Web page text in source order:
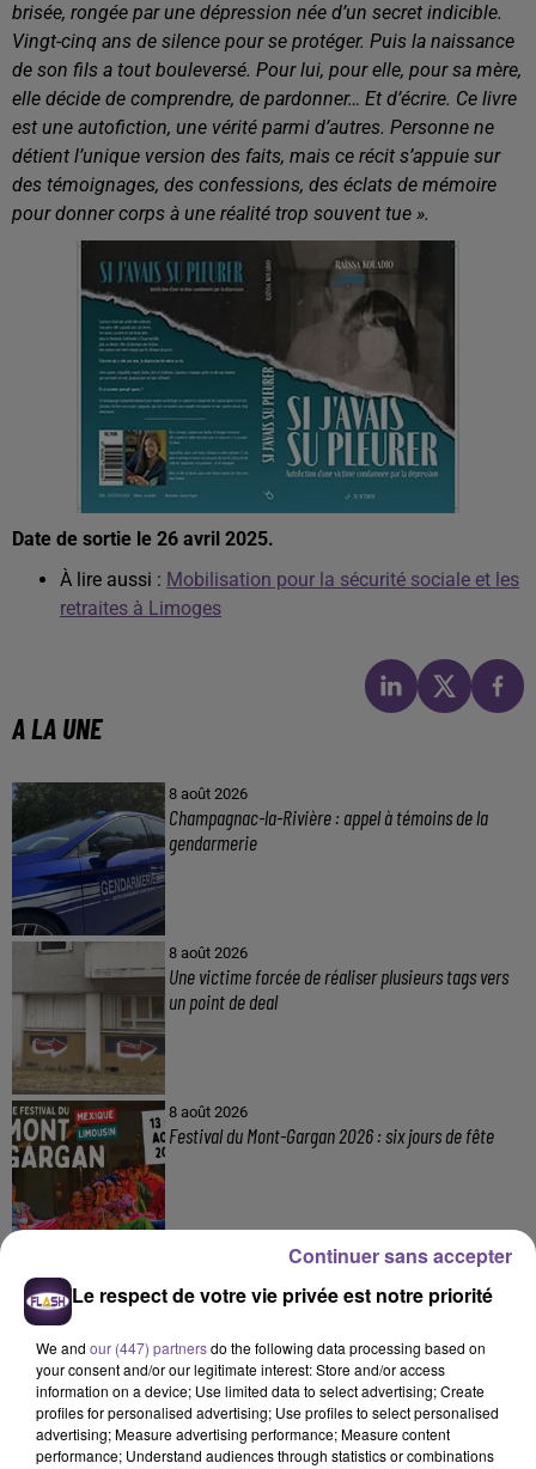
brisée, rongée par une dépression née d’un secret indicible.
Vingt-cinq ans de silence pour se protéger. Puis la naissance
de son fils a tout bouleversé. Pour lui, pour elle, pour sa mère,
elle décide de comprendre, de pardonner… Et d’écrire. Ce livre
est une autofiction, une vérité parmi d’autres. Personne ne
détient l’unique version des faits, mais ce récit s’appuie sur
des témoignages, des confessions, des éclats de mémoire
pour donner corps à une réalité trop souvent tue ».
Date de sortie le 26 avril 2025.
À lire aussi : Mobilisation pour la sécurité sociale et les
retraites à Limoges
A LA UNE
8 août 2026
Champagnac-la-Rivière : appel à témoins de la
gendarmerie
8 août 2026
Une victime forcée de réaliser plusieurs tags vers
un point de deal
8 août 2026
Festival du Mont-Gargan 2026 : six jours de fête
Incendie : des enfants bloqués dans les fumées
Le respect de votre vie privée est notre priorité
We and our (447) partnersdo the following data processing based on
your consent and/or our legitimate interest: Store and/or access
information on a device; Use limited data to select advertising; Create
profiles for personalised advertising; Use profiles to select personalised
advertising; Measure advertising performance; Measure content
performance; Understand audiences through statistics or combinations
Continuer sans accepter